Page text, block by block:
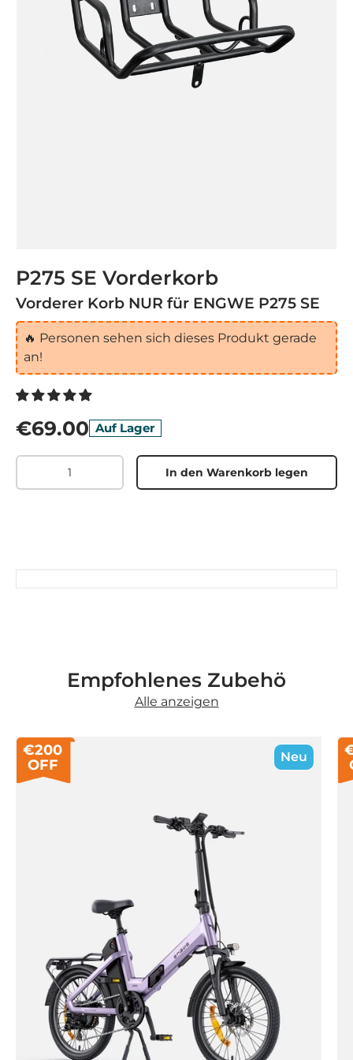
P275 SE Vorderkorb
Vorderer Korb NUR für ENGWE P275 SE
🔥 Personen sehen sich dieses Produkt gerade
an!
€69.00 Auf Lager
Menge
In den Warenkorb legen
Empfohlenes Zubehö
Alle anzeigen
Neu
€200
OFF